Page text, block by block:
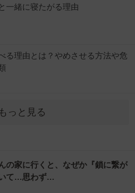
一緒に寝たがる理由
る理由とは？やめさせる方法や危
もっと見る
の家に行くと、なぜか『鎖に繋が
て…思わず…